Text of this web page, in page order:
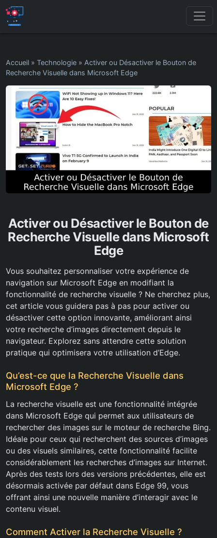
Accueil » Technologie » Activer ou Désactiver le Bouton de
Recherche Visuelle dans Microsoft Edge
Activer ou Désactiver le Bouton de
Recherche Visuelle dans Microsoft
Edge
Vous souhaitez personnaliser votre expérience de
navigation sur Microsoft Edge en modifiant la
fonctionnalité de recherche visuelle ? Ne cherchez plus,
cet article vous guidera pas à pas pour activer ou
désactiver cette option innovante, améliorant ainsi
votre recherche d’images directement depuis le
navigateur. Explorez sans attendre cette solution
pratique qui optimisera votre utilisation d’Edge.
Qu’est-ce que la Recherche Visuelle dans
Microsoft Edge ?
La recherche visuelle est une fonctionnalité intégrée
dans Microsoft Edge qui permet aux utilisateurs de
rechercher des images sur le moteur de recherche Bing.
Idéale pour ceux qui recherchent des sources d’images
ou des visuels similaires, cette fonctionnalité facilite
considérablement les recherches d’images sur Internet.
Après des tests lors des versions précédentes, elle est
désormais activée par défaut dans Edge 99, vous
offrant ainsi une nouvelle manière d’interagir avec le
contenu visuel.
Comment Activer la Recherche Visuelle ?